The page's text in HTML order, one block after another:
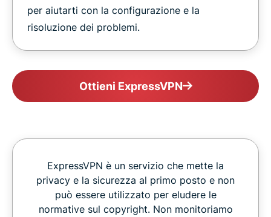
per aiutarti con la configurazione e la
risoluzione dei problemi.
Ottieni ExpressVPN
ExpressVPN è un servizio che mette la
privacy e la sicurezza al primo posto e non
può essere utilizzato per eludere le
normative sul copyright. Non monitoriamo